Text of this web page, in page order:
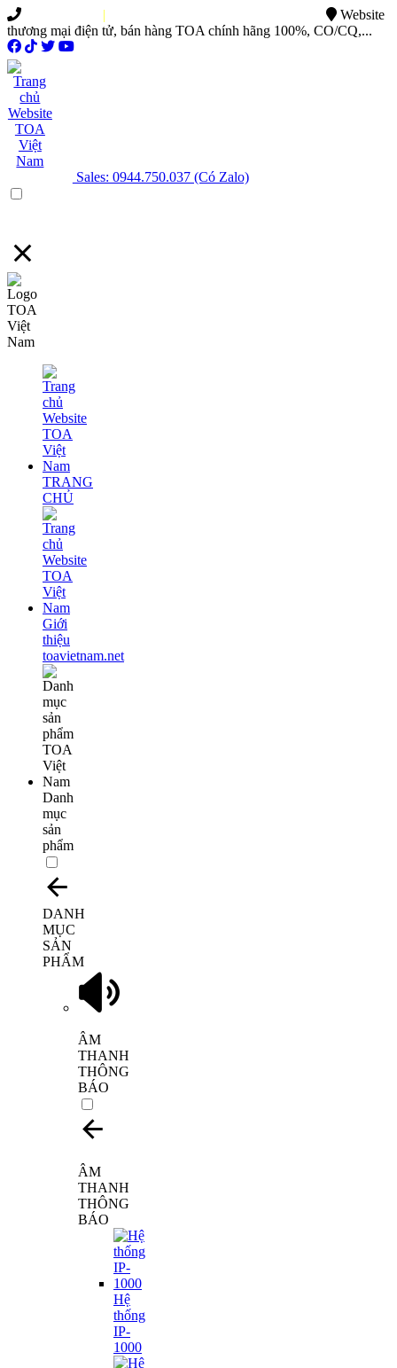
|
Website
thương mại điện tử, bán hàng TOA chính hãng 100%, CO/CQ,...
Sales: 0944.750.037 (Có Zalo)
TRANG
CHỦ
Giới
thiệu
toavietnam.net
Danh
mục
sản
phẩm
DANH
MỤC
SẢN
PHẨM
ÂM
THANH
THÔNG
BÁO
ÂM
THANH
THÔNG
BÁO
Hệ
thống
IP-
1000